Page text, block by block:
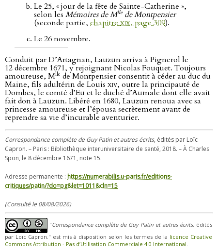
Le 25, « jour de la fête de Sainte-Catherine »,
selon les Mémoires de Mllede Montpensier
(seconde partie, chapitrexix, page 309).
Le 26 novembre.
Conduit par D’Artagnan, Lauzun arriva à Pignerol le
12 décembre 1671, y rejoignant Nicolas Fouquet. Toujours
amoureuse, Mlle de Montpensier consentit à céder au duc du
Maine, fils adultérin de Louis xiv, outre la principauté de
Dombes, le comté d’Eu et le duché d’Aumale dont elle avait
fait don à Lauzun. Libéré en 1680, Lauzun renoua avec sa
princesse amoureuse et l’épousa secrètement avant de
reprendre sa vie d’incurable aventurier.
Correspondance complète de Guy Patin et autres écrits, édités par Loïc
Capron. – Paris : Bibliothèque interuniversitaire de santé, 2018. – À Charles
Spon, le 8 décembre 1671, note 15.
Adresse permanente : https://numerabilis.u-paris.fr/editions-
critiques/patin/?do=pg&let=1011&cln=15
(Consulté le 08/08/2026)
"Correspondance complète de Guy Patin et autres écrits, édités
par Loïc Capron." est mis à disposition selon les termes de la licence Creative
Commons Attribution - Pas d’Utilisation Commerciale 4.0 International.